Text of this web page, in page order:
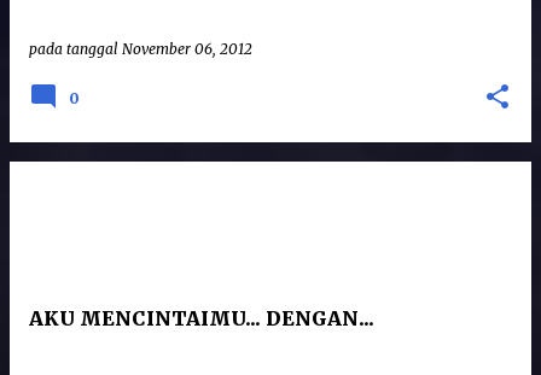
pada tanggal November 06, 2012
0
AKU MENCINTAIMU... DENGAN...